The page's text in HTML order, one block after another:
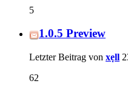
5
1.0.5 Preview
Letzter Beitrag von xẹll
62